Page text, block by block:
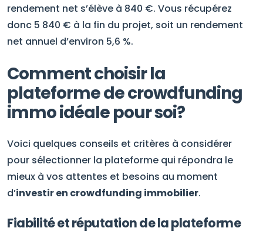
rendement net s’élève à 840 €. Vous récupérez
donc 5 840 € à la fin du projet, soit un rendement
net annuel d’environ 5,6 %.
Comment choisir la
plateforme de crowdfunding
immo idéale pour soi?
Voici quelques conseils et critères à considérer
pour sélectionner la plateforme qui répondra le
mieux à vos attentes et besoins au moment
d’investir en crowdfunding immobilier.
Fiabilité et réputation de la plateforme